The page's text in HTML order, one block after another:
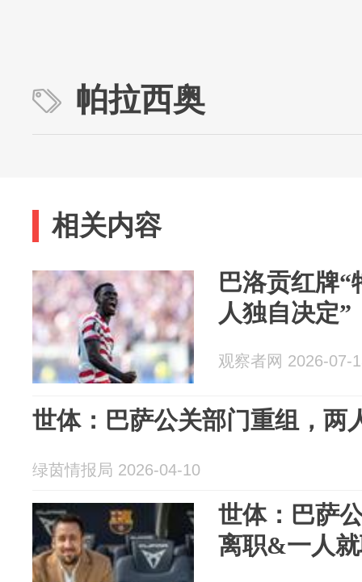
帕拉西奥
相关内容
巴洛贡红牌“
人独自决定”
观察者网 2026-07-
世体：巴萨公关部门重组，两
绿茵情报局 2026-04-10
世体：巴萨
离职&一人